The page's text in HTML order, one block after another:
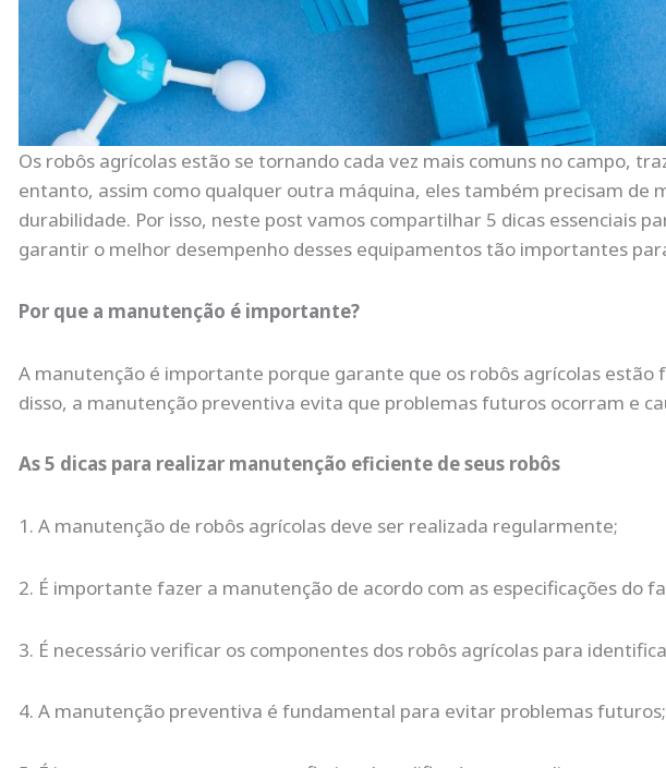
Os robôs agrícolas estão se tornando cada vez mais comuns no campo,
entanto, assim como qualquer outra máquina, eles também precisam
durabilidade. Por isso, neste post vamos compartilhar 5 dicas essenciais
garantir o melhor desempenho desses equipamentos tão importantes
Por que a manutenção é importante?
A manutenção é importante porque garante que os robôs agrícolas
disso, a manutenção preventiva evita que problemas futuros ocorram e
As 5 dicas para realizar manutenção eficiente de seus robôs
1. A manutenção de robôs agrícolas deve ser realizada regularmente;
2. É importante fazer a manutenção de acordo com as especificações do
3. É necessário verificar os componentes dos robôs agrícolas para
4. A manutenção preventiva é fundamental para evitar problemas futuros;